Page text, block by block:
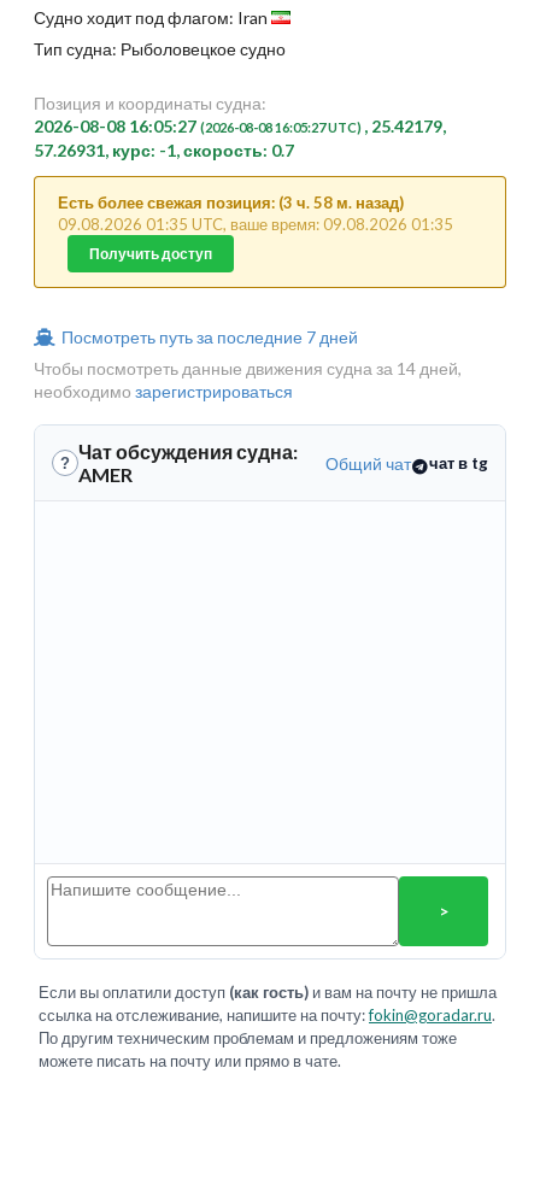
Судно ходит под флагом: Iran
Тип судна: Рыболовецкое судно
Позиция и координаты судна:
2026-08-08 16:05:27 (2026-08-08 16:05:27 UTC) , 25.42179,
57.26931, курс: -1, скорость: 0.7
Есть более свежая позиция: (3 ч. 58 м. назад)
09.08.2026 01:35 UTC, ваше время: 09.08.2026 01:35
Получить доступ
Посмотреть путь за последние 7 дней
Чтобы посмотреть данные движения судна за 14 дней,
необходимо зарегистрироваться
? Чат обсуждения судна:
AMER
Общий чат чат в tg
>
Если вы оплатили доступ (как гость) и вам на почту не пришла
ссылка на отслеживание, напишите на почту:fokin@goradar.ru.
По другим техническим проблемам и предложениям тоже
можете писать на почту или прямо в чате.